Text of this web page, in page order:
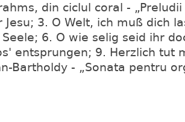
din ciclul coral -
Jesu; 3. O Welt, ich muß dich
6. O wie selig seid ihr
entsprungen; 9. Herzlich tut
Bartholdy - „Sonata pentru